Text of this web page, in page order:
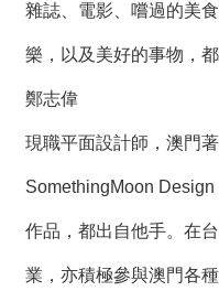
雜誌、電影、嚐過的美
樂，以及美好的事物，
鄭志偉
現職平面設計師，澳門
SomethingMoon
作品，都出自他手。在
業，亦積極參與澳門各